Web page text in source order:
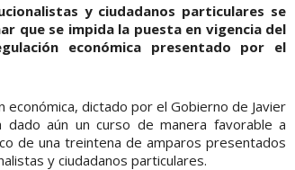
y ciudadanos particulares se
que se impida la puesta en vigencia del
económica presentado por el
dictado por el Gobierno de Javier
aún un curso de manera favorable a
de una treintena de amparos presentados
y ciudadanos particulares.